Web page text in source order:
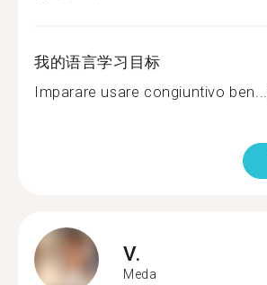
我的语言学习目标
Imparare usare congiuntivo ben...
V.
Meda